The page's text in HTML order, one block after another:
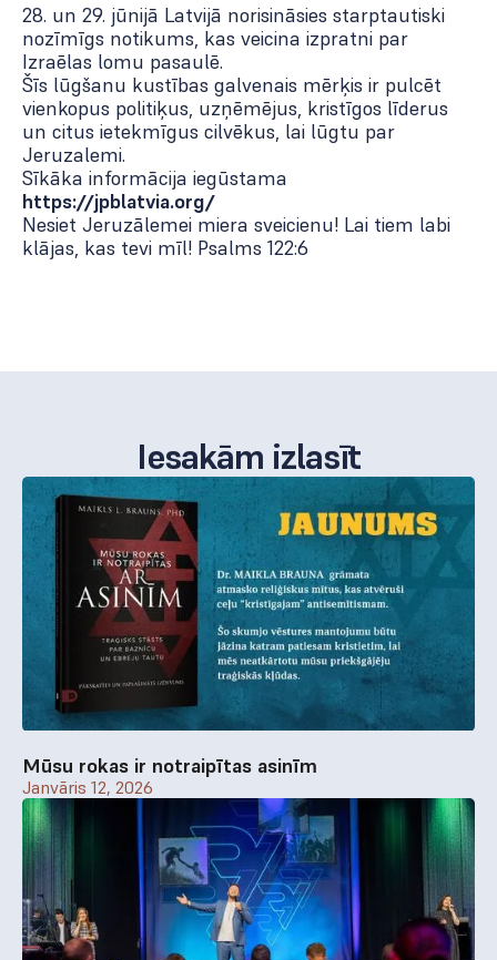
28. un 29. jūnijā Latvijā norisināsies starptautiski
nozīmīgs notikums, kas veicina izpratni par
Izraēlas lomu pasaulē.
Šīs lūgšanu kustības galvenais mērķis ir pulcēt
vienkopus politiķus, uzņēmējus, kristīgos līderus
un citus ietekmīgus cilvēkus, lai lūgtu par
Jeruzalemi.
Sīkāka informācija iegūstama
https://jpblatvia.org/
Nesiet Jeruzālemei miera sveicienu! Lai tiem labi
klājas, kas tevi mīl! Psalms 122:6
Iesakām izlasīt
Mūsu rokas ir notraipītas asinīm
Janvāris 12, 2026